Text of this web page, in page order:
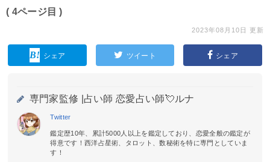
( 4ページ目 )
2023年08月10日 更新
シェア ツイート シェア
専門家監修 | 占い師 恋愛占い師💘ルナ
Twitter
鑑定歴10年、累計5000人以上を鑑定しており、恋愛全般の鑑定が
得意です！西洋占星術、タロット、数秘術を特に専門としていま
す！